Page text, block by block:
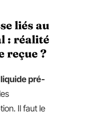
liés au
: réalité
reçue ?
liquide pré-
Il faut le